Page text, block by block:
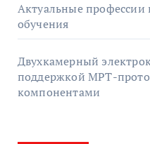
Актуальные профессии
обучения
Двухкамерный
поддержкой МРТ-
компонентами